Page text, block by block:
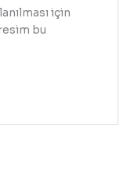
için
bu